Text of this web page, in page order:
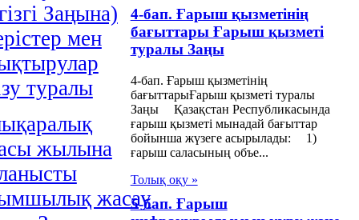
Заңына)
мен
туралы
жылына
жасау
4-бап. Ғарыш қызметінің
бағыттары Ғарыш қызметі
туралы Заңы
4-бап. Ғарыш қызметінің
бағыттарыҒарыш қызметі туралы
Заңы Қазақстан Республикасында
ғарыш қызметі мынадай бағыттар
бойынша жүзеге асырылады: 1)
ғарыш саласының объе...
Толық оқу »
5-бап. Ғарыш